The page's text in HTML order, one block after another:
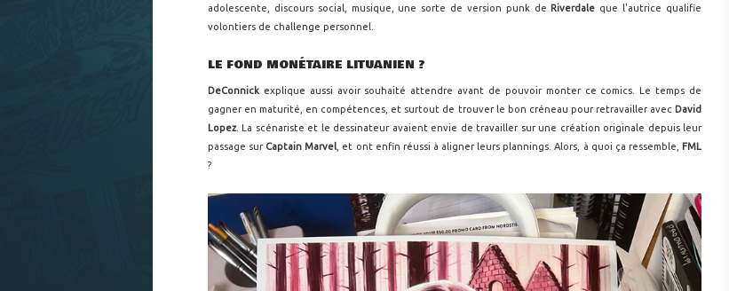
adolescente, discours social, musique, une sorte de version punk de Riverdale que l'autrice qualifie
volontiers de challenge personnel.
LE FOND MONÉTAIRE LITUANIEN ?
DeConnick explique aussi avoir souhaité attendre avant de pouvoir monter ce comics. Le temps de
gagner en maturité, en compétences, et surtout de trouver le bon créneau pour retravailler avec David
Lopez. La scénariste et le dessinateur avaient envie de travailler sur une création originale depuis leur
passage sur Captain Marvel , et ont enfin réussi à aligner leurs plannings. Alors, à quoi ça ressemble,
FML
?